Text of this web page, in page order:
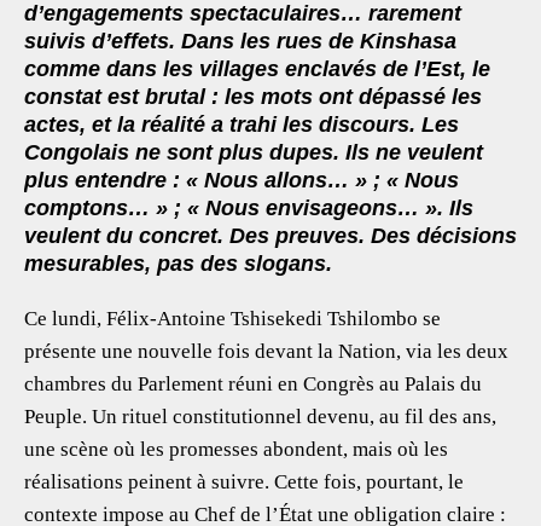
d’engagements spectaculaires… rarement
suivis d’effets. Dans les rues de Kinshasa
comme dans les villages enclavés de l’Est, le
constat est brutal : les mots ont dépassé les
actes, et la réalité a trahi les discours. Les
Congolais ne sont plus dupes. Ils ne veulent
plus entendre : « Nous allons… » ; « Nous
comptons… » ; « Nous envisageons… ». Ils
veulent du concret. Des preuves. Des décisions
mesurables, pas des slogans.
Ce lundi, Félix-Antoine Tshisekedi Tshilombo se
présente une nouvelle fois devant la Nation, via les deux
chambres du Parlement réuni en Congrès au Palais du
Peuple. Un rituel constitutionnel devenu, au fil des ans,
une scène où les promesses abondent, mais où les
réalisations peinent à suivre. Cette fois, pourtant, le
contexte impose au Chef de l’État une obligation claire :